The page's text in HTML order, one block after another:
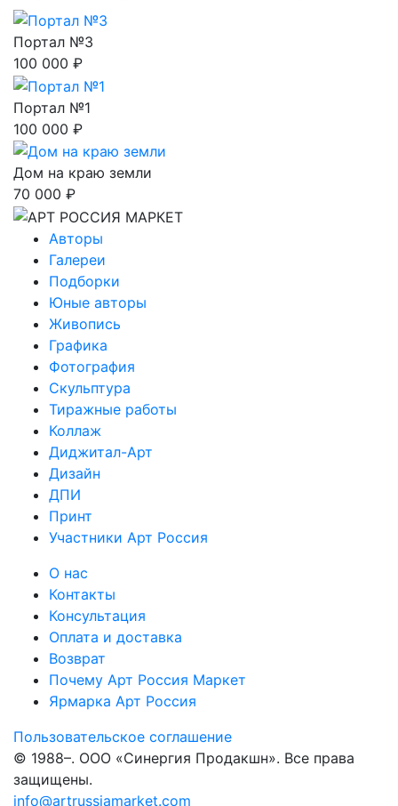
Портал №3
100 000 ₽
Портал №1
100 000 ₽
Дом на краю земли
70 000 ₽
Авторы
Галереи
Подборки
Юные авторы
Живопись
Графика
Фотография
Скульптура
Тиражные работы
Коллаж
Диджитал-Арт
Дизайн
ДПИ
Принт
Участники Арт Россия
О нас
Контакты
Консультация
Оплата и доставка
Возврат
Почему Арт Россия Маркет
Ярмарка Арт Россия
Пользовательское соглашение
© 1988–. ООО «Синергия Продакшн». Все права
защищены.
info@artrussiamarket.com